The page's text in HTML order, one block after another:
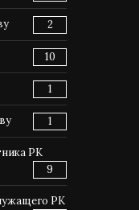
2
10
1
1
РК
9
РК